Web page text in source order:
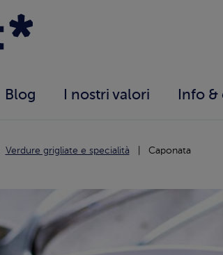
Blog I nostri valori Info &
Verdure grigliate e specialità Caponata